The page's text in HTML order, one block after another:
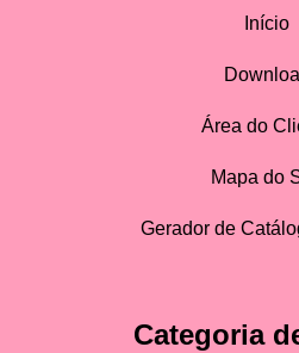
Início
Área do
Mapa do
Gerador de
Categoria